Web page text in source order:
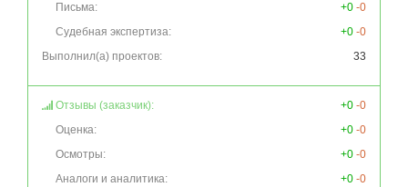
Письма:
+0 -0
Судебная экспертиза:
+0 -0
Выполнил(а) проектов:
33
Отзывы (заказчик): +0 -0
Оценка:
+0 -0
Осмотры:
+0 -0
Аналоги и аналитика:
+0 -0